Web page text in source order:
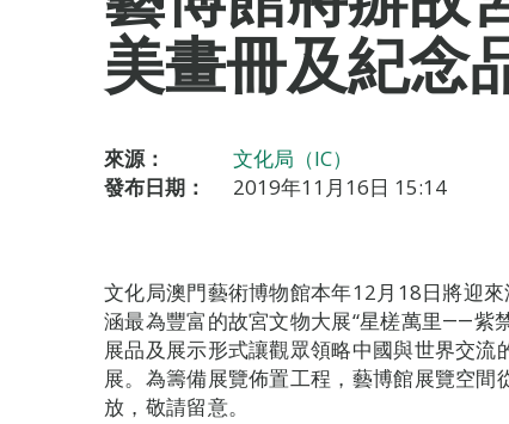
美畫冊及紀念
來源：
文化局（IC）
發布日期：
2019年11月16日 15:14
文化局澳門藝術博物館本年12月18日將迎
涵最為豐富的故宮文物大展“星槎萬里――紫
展品及展示形式讓觀眾領略中國與世界交
展。為籌備展覽佈置工程，藝博館展覽空
放，敬請留意。